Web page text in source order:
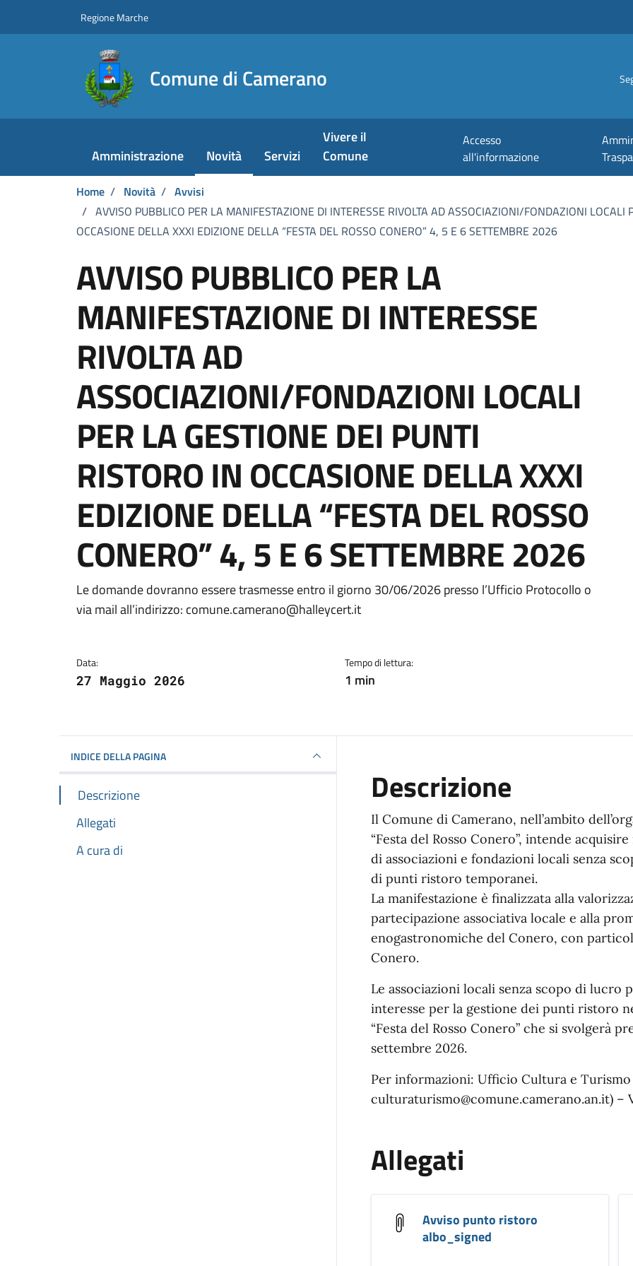
Regione Marche
Comune di Camerano
Amministrazione Novità Servizi
Vivere il
Comune
Accesso
all'informazione
Home / Novità / Avvisi
/ AVVISO PUBBLICO PER LA MANIFESTAZIONE DI INTERESSE RIVOLTA AD ASSOCIAZIONI/FONDAZIONI LOCALI
OCCASIONE DELLA XXXI EDIZIONE DELLA “FESTA DEL ROSSO CONERO” 4, 5 E 6 SETTEMBRE 2026
AVVISO PUBBLICO PER LA
MANIFESTAZIONE DI INTERESSE
RIVOLTA AD
ASSOCIAZIONI/FONDAZIONI LOCALI
PER LA GESTIONE DEI PUNTI
RISTORO IN OCCASIONE DELLA XXXI
EDIZIONE DELLA “FESTA DEL ROSSO
CONERO” 4, 5 E 6 SETTEMBRE 2026
Dettagli della notizia
Le domande dovranno essere trasmesse entro il giorno 30/06/2026 presso l’Ufficio Protocollo o
via mail all’indirizzo: comune.camerano@halleycert.it
Data:
27 Maggio 2026
Tempo di lettura:
1 min
INDICE DELLA PAGINA
Descrizione
Allegati
A cura di
Descrizione
Il Comune di Camerano, nell’ambito
“Festa del Rosso Conero”, intende
di associazioni e fondazioni locali senza
di punti ristoro temporanei.
La manifestazione è finalizzata alla
partecipazione associativa locale e alla
enogastronomiche del Conero, con
Conero.
Le associazioni locali senza scopo di lucro
interesse per la gestione dei punti ristoro
“Festa del Rosso Conero” che si svolgerà
settembre 2026.
Per informazioni: Ufficio Cultura e Turismo
culturaturismo@comune.camerano.an.it) –
Allegati
Avviso punto ristoro
albo_signed